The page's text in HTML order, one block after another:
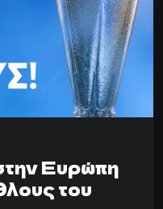
Ευρώπη
του